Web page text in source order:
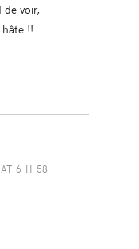
de voir,
!!
6 H 58